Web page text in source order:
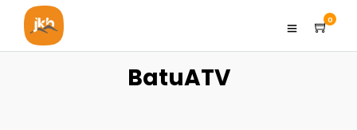
0
BatuATV